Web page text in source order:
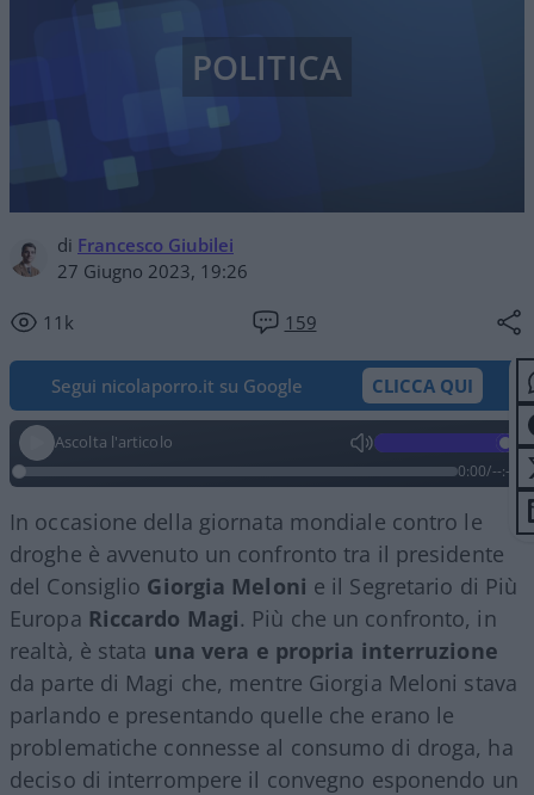
di Francesco Giubilei
27 Giugno 2023, 19:26
11k 159
POLITICA
Segui nicolaporro.it su Google CLICCA QUI
Ascolta l'articolo
0:00/--:--
In occasione della giornata mondiale contro le
droghe è avvenuto un confronto tra il presidente
del Consiglio Giorgia Meloni e il Segretario di Più
Europa Riccardo Magi. Più che un confronto, in
realtà, è stata una vera e propria interruzione
da parte di Magi che, mentre Giorgia Meloni stava
parlando e presentando quelle che erano le
problematiche connesse al consumo di droga, ha
deciso di interrompere il convegno esponendo un